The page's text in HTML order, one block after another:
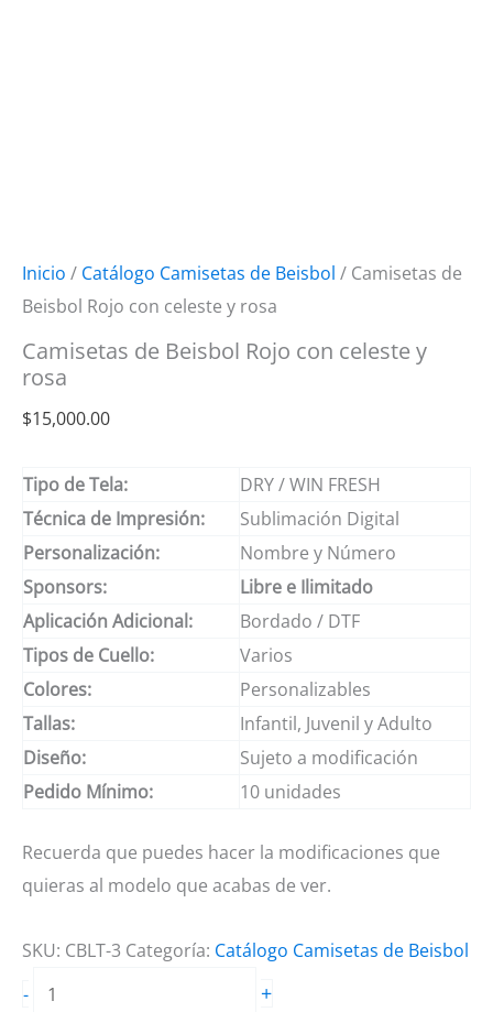
Inicio / Catálogo Camisetas de Beisbol / Camisetas de
Beisbol Rojo con celeste y rosa
Camisetas de Beisbol Rojo con celeste y
rosa
$15,000.00
Tipo de Tela:
DRY / WIN FRESH
Técnica de Impresión:
Sublimación Digital
Personalización:
Nombre y Número
Sponsors:
Libre e Ilimitado
Aplicación Adicional:
Bordado / DTF
Tipos de Cuello:
Varios
Colores:
Personalizables
Tallas:
Infantil, Juvenil y Adulto
Diseño:
Sujeto a modificación
Pedido Mínimo:
10 unidades
Recuerda que puedes hacer la modificaciones que
quieras al modelo que acabas de ver.
SKU: CBLT-3 Categoría: Catálogo Camisetas de Beisbol
-
Camisetas
+